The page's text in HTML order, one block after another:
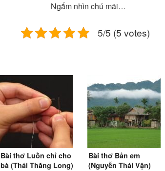
Ngắm nhìn chú mãi…
5/5 (5 votes)
Bài thơ Luồn chỉ cho
bà (Thái Thăng Long)
Bài thơ Bản em
(Nguyễn Thái Vận)